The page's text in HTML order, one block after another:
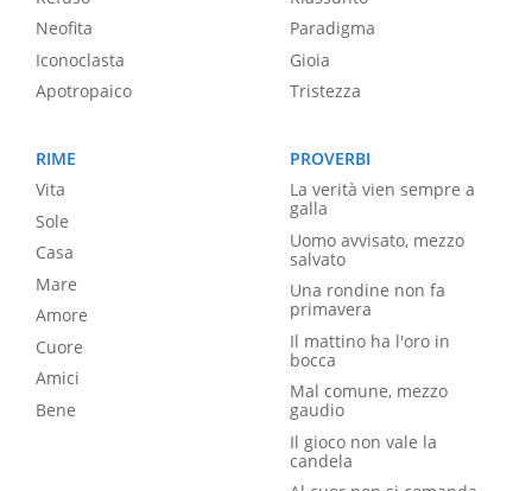
Neofita
Iconoclasta
Apotropaico
Paradigma
Gioia
Tristezza
RIME
Vita
Sole
Casa
Mare
Amore
Cuore
Amici
Bene
PROVERBI
La verità vien sempre a
galla
Uomo avvisato, mezzo
salvato
Una rondine non fa
primavera
Il mattino ha l'oro in
bocca
Mal comune, mezzo
gaudio
Il gioco non vale la
candela